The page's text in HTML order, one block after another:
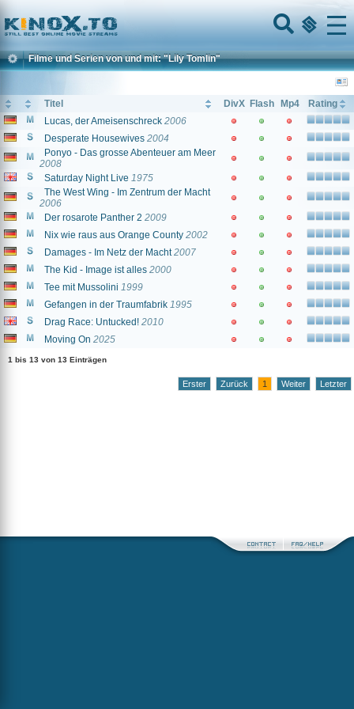
Home
Menu
Filme und Serien von und mit: "Lily Tomlin"
Titel DivX Flash Mp4
Rating
Lucas, der Ameisenschreck 2006
Desperate Housewives 2004
Ponyo - Das grosse Abenteuer am Meer
2008
Saturday Night Live 1975
The West Wing - Im Zentrum der Macht
2006
Der rosarote Panther 2 2009
Nix wie raus aus Orange County 2002
Damages - Im Netz der Macht 2007
The Kid - Image ist alles 2000
Tee mit Mussolini 1999
Gefangen in der Traumfabrik 1995
Drag Race: Untucked! 2010
Moving On 2025
1 bis 13 von 13 Einträgen
Erster Zurück 1 Weiter Letzter